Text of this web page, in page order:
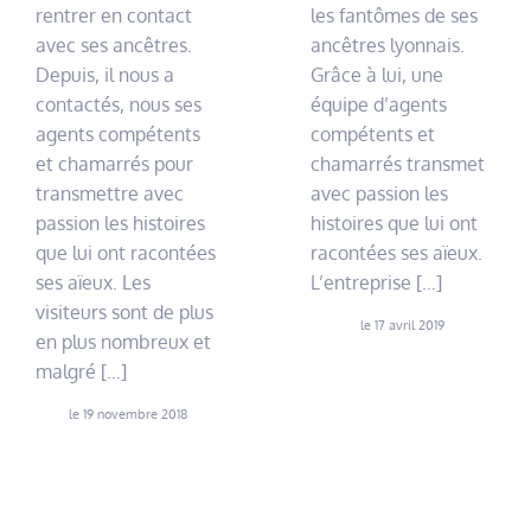
rentrer en contact
avec ses ancêtres.
Depuis, il nous a
contactés, nous ses
agents compétents
et chamarrés pour
transmettre avec
passion les histoires
que lui ont racontées
ses aïeux. Les
visiteurs sont de plus
en plus nombreux et
malgré […]
le 19 novembre 2018
les fantômes de ses
ancêtres lyonnais.
Grâce à lui, une
équipe d’agents
compétents et
chamarrés transmet
avec passion les
histoires que lui ont
racontées ses aïeux.
L’entreprise […]
le 17 avril 2019